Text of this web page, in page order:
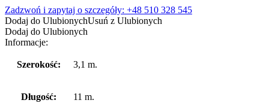
Zadzwoń i zapytaj o szczegóły: +48 510 328 545
Dodaj do UlubionychUsuń z Ulubionych
Dodaj do Ulubionych
Informacje:
Szerokość: 3,1 m.
Długość: 11 m.